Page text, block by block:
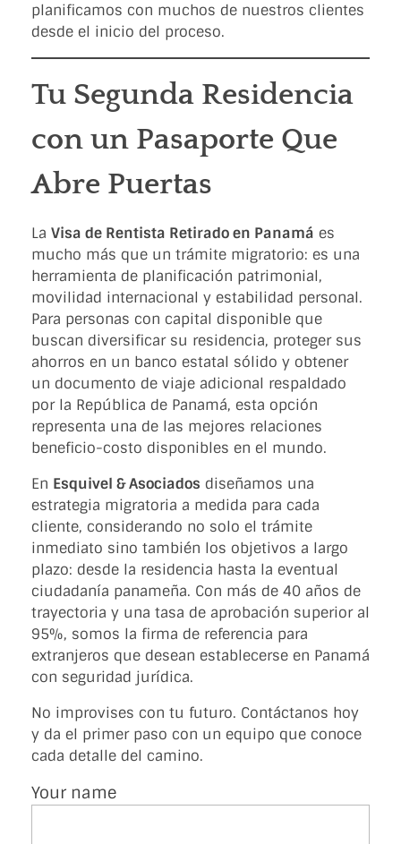
planificamos con muchos de nuestros clientes
desde el inicio del proceso.
Tu Segunda Residencia
con un Pasaporte Que
Abre Puertas
La Visa de Rentista Retirado en Panamá es
mucho más que un trámite migratorio: es una
herramienta de planificación patrimonial,
movilidad internacional y estabilidad personal.
Para personas con capital disponible que
buscan diversificar su residencia, proteger sus
ahorros en un banco estatal sólido y obtener
un documento de viaje adicional respaldado
por la República de Panamá, esta opción
representa una de las mejores relaciones
beneficio-costo disponibles en el mundo.
En Esquivel & Asociados diseñamos una
estrategia migratoria a medida para cada
cliente, considerando no solo el trámite
inmediato sino también los objetivos a largo
plazo: desde la residencia hasta la eventual
ciudadanía panameña. Con más de 40 años de
trayectoria y una tasa de aprobación superior al
95%, somos la firma de referencia para
extranjeros que desean establecerse en Panamá
con seguridad jurídica.
No improvises con tu futuro. Contáctanos hoy
y da el primer paso con un equipo que conoce
cada detalle del camino.
Your name